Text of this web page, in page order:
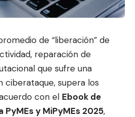
de “liberación” de
reparación de
que sufre una
ciberataque, supera los
con el Ebook de
y MiPyMEs 2025,